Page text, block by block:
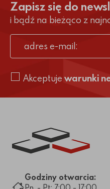
Zapisz się do
i bądź na bieżąco z
adres e-mail
Akceptuje warunki
Link do strony głównej
Godziny otwarcia: